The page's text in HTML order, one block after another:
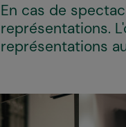
En cas de
représentations.
représentations